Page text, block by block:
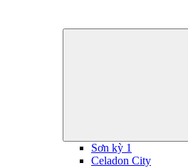
Sơn kỳ 1
Celadon City